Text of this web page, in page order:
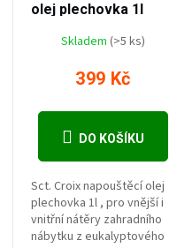
olej plechovka 1l
Skladem (>5 ks)
399 Kč
DO KOŠÍKU
Sct. Croix napouštěcí olej
plechovka 1l , pro vnější i
vnitřní nátěry zahradního
nábytku z eukalyptového